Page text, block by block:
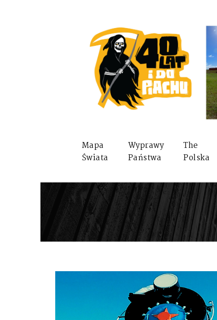
Mapa
Świata
Wyprawy
Państwa
The
Polska